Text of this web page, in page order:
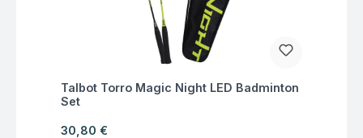
Fragen zum Artikel
Talbot Torro Magic Night LED Badminton
Set
Regulärer Preis:
30,80 €